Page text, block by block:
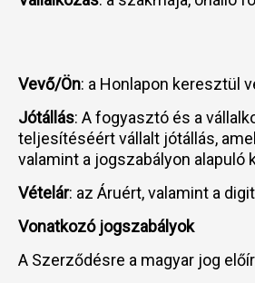
Vevő/Ön: a Honlapon keresztül
Jótállás: A fogyasztó és a
teljesítéséért vállalt jótállás,
valamint a jogszabályon alapuló
Vételár: az Áruért, valamint a
Vonatkozó jogszabályok
A Szerződésre a magyar jog